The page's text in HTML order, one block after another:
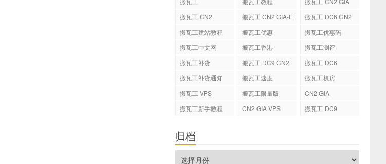
搬瓦工 CN2
搬瓦工 CN2 GIA-E
搬瓦工 DC6 CN2
搬瓦工建站教程 搬瓦工优惠
搬瓦工优惠码
搬瓦工中文网
搬瓦工香港
搬瓦工测评
搬瓦工补货
搬瓦工 DC9 CN2
搬瓦工 DC6
搬瓦工补货通知
搬瓦工速度
搬瓦工机房
搬瓦工 VPS
搬瓦工限量版
CN2 GIA
搬瓦工新手教程
CN2 GIA VPS 搬瓦工 DC9
归档